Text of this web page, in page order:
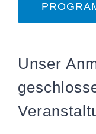
Unser